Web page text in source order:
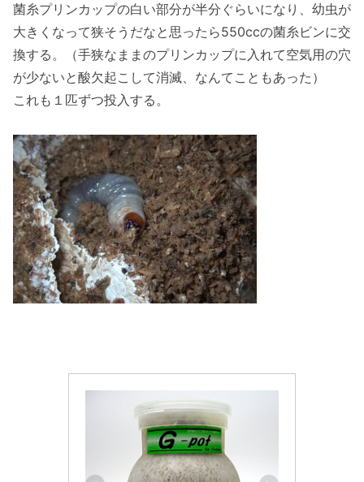
菌糸プリンカップの白い部分が半分ぐらいになり、幼虫が
大きくなって狭そうだなと思ったら550ccの菌糸ビンに交
換する。（手狭なままのプリンカップに入れて空気用の穴
が少ないと酸欠起こして消滅、なんてこともあった）
これも１匹ずつ投入する。